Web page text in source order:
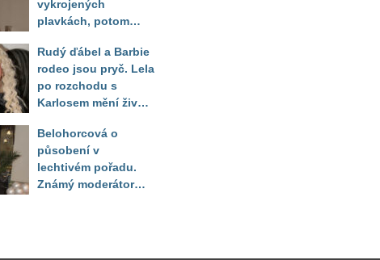
vykrojených
plavkách, potom
těla
Rudý ďábel a Barbie
rodeo jsou pryč. Lela
po rozchodu s
Karlosem mění život i
Sandeva
Belohorcová o
působení v
lechtivém pořadu.
Známý moderátor